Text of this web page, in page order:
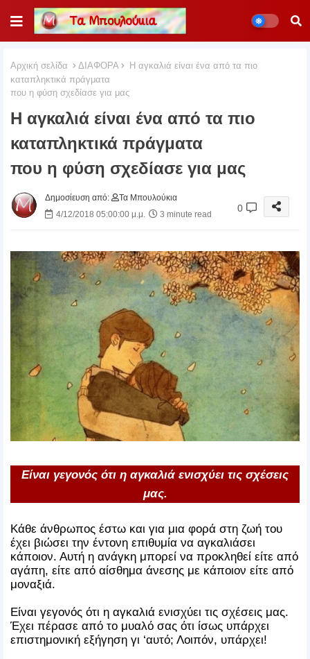
Αρχική σελίδα ΔΙΑΦΟΡΑ
Η αγκαλιά είναι ένα από τα πιο
καταπληκτικά πράγματα
που η φύση σχεδίασε για μας
Η αγκαλιά είναι ένα από τα πιο
καταπληκτικά πράγματα
που η φύση σχεδίασε για μας
Δημοσίευση από:
Τα Μπουλούκια
4/12/2018 05:00:00 μ.μ.
3 minute read
0
Είναι γεγονός ότι η αγκαλιά ενισχύει τις σχέσεις
μας.
Κάθε άνθρωπος έστω και για μια φορά στη ζωή του
έχει βιώσει την έντονη επιθυμία να αγκαλιάσει
κάποιον. Αυτή η ανάγκη μπορεί να προκληθεί είτε από
αγάπη, είτε από αίσθημα άνεσης με κάποιον είτε από
μοναξιά.
Είναι γεγονός ότι η αγκαλιά ενισχύει τις σχέσεις μας.
Έχει πέρασε από το μυαλό σας ότι ίσως υπάρχει
επιστημονική εξήγηση γι ‘αυτό; Λοιπόν, υπάρχει!